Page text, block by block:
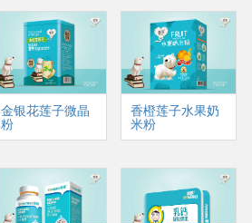
金银花莲子微晶
粉
香橙莲子水果奶
米粉